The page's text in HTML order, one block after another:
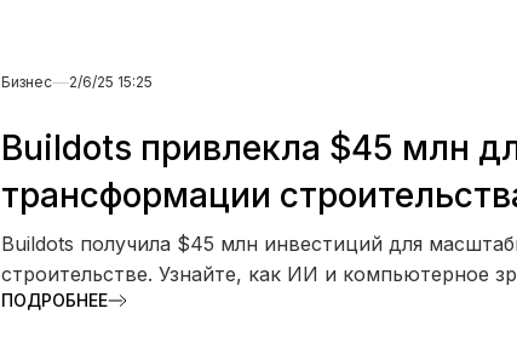
Бизнес 2/6/25 15:25
Buildots привлекла $45 млн
трансформации
Buildots получила $45 млн инвестиций для
строительстве. Узнайте, как ИИ и компьютерное
ПОДРОБНЕЕ